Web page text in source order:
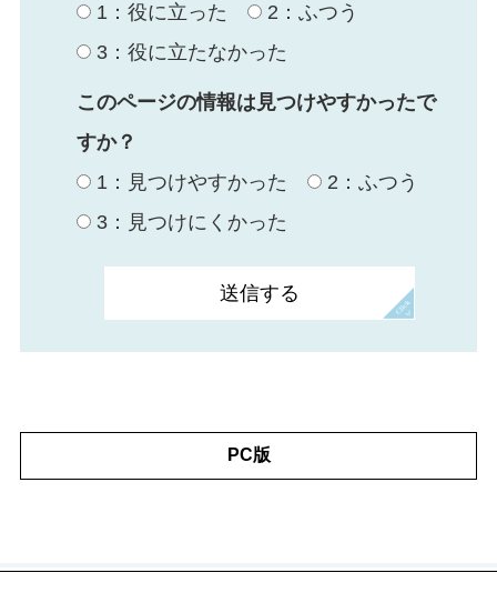
1：役に立った
2：ふつう
3：役に立たなかった
このページの情報は見つけやすかったで
すか？
1：見つけやすかった
2：ふつう
3：見つけにくかった
PC版